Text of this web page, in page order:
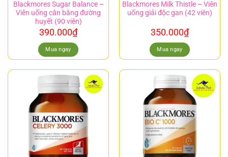
Blackmores Sugar Balance –
Viên uống cân bằng đường
huyết (90 viên)
390.000₫
Mua ngay
Blackmores Milk Thistle – Viên
uống giải độc gan (42 viên)
350.000₫
Mua ngay